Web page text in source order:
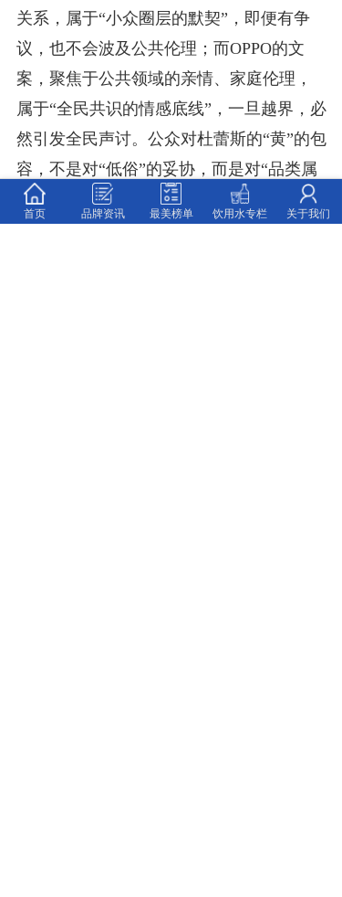
关系，属于“小众圈层的默契”，即便有争
议，也不会波及公共伦理；而OPPO的文
案，聚焦于公共领域的亲情、家庭伦理，
属于“全民共识的情感底线”，一旦越界，必
然引发全民声讨。公众对杜蕾斯的“黄”的包
容，不是对“低俗”的妥协，而是对“品类属
性、文化边界”的认可；对OPPO的“德”的排
斥，也不是对“玩梗”的否定，而是对“漠视
首页 品牌资讯 最美榜单 饮用水专栏 关于我们